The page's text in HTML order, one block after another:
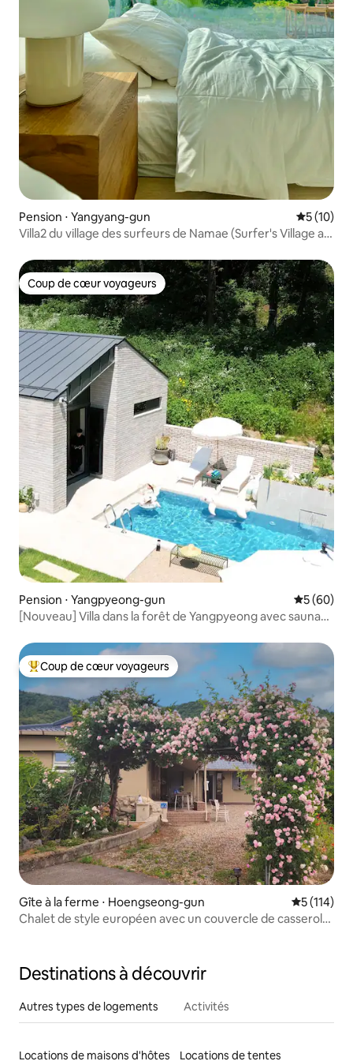
Pension ⋅ Yangyang-gun
5 (10)
Villa2 du village des surfeurs de Namae (Surfer's Village at
Coup de cœur voyageurs
Coup de cœur voyageurs
Pension ⋅ Yangpyeong-gun
5 (60)
[Nouveau] Villa dans la forêt de Yangpyeong avec sauna
Coups de cœur voyageurs les plus appréciés
Coup de cœur voyageurs
Gîte à la ferme ⋅ Hoengseong-gun Évaluation
5 (114)
Chalet de style européen avec un couvercle de casserole,
Destinations à découvrir
Autres types de logements Activités
Locations de maisons d'hôtes Locations de tentes